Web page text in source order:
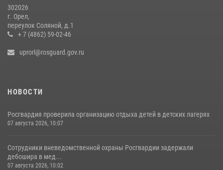
302026
г. Орел,
переулок Соляной, д.1
+ 7 (4862) 59-02-46
uprorl@rosguard.gov.ru
НОВОСТИ
Росгвардия проверила организацию отдыха детей в детских лагерях
07 августа 2026, 10:07
Сотрудники вневедомственной охраны Росгвардии задержали
дебошира в мед...
07 августа 2026, 10:02